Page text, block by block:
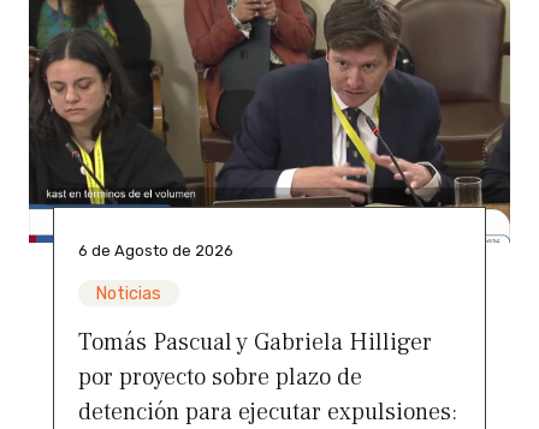
6 de Agosto de 2026
Noticias
Tomás Pascual y Gabriela Hilliger
por proyecto sobre plazo de
detención para ejecutar expulsiones: